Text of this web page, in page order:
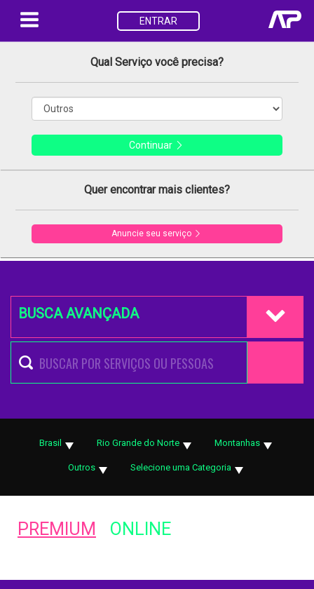
ENTRAR
Qual Serviço você precisa?
Continuar
Quer encontrar mais clientes?
Anuncie seu serviço
BUSCA AVANÇADA
Brasil Rio Grande do Norte Montanhas
Outros Selecione uma Categoria
PREMIUM ONLINE